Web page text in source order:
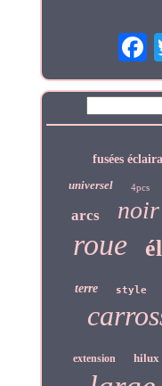
fusées
universel 4pcs
arcs noir
roue
terre style
extension hilux